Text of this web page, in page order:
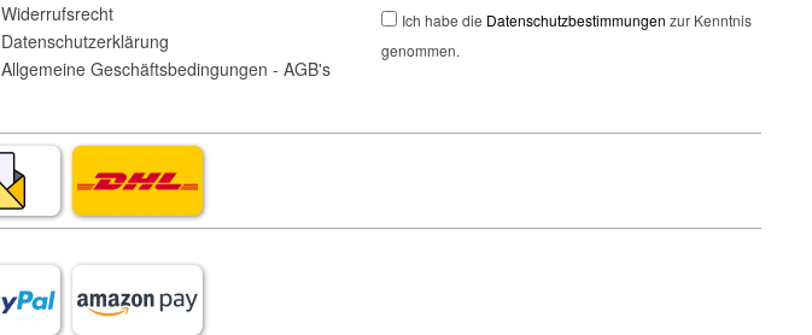
Widerrufsrecht
Datenschutzerklärung
Allgemeine Geschäftsbedingungen - AGB's
Ich habe die Datenschutzbestimmungen zur Kenntnis
genommen.